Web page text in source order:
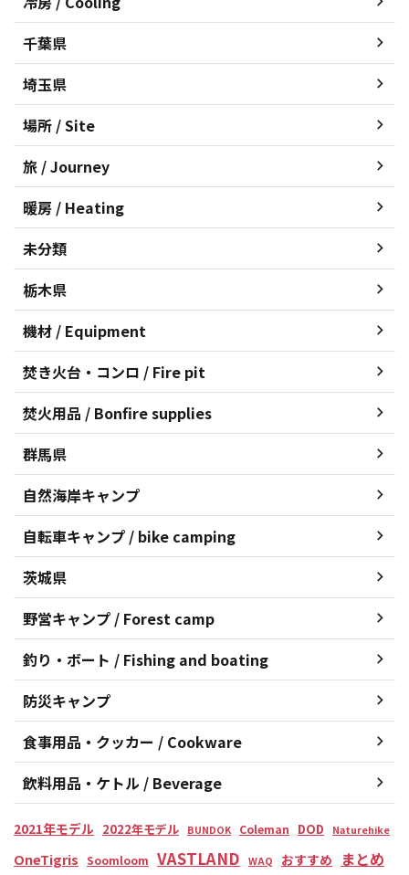
千葉県
埼玉県
場所 / Site
旅 / Journey
暖房 / Heating
未分類
栃木県
機材 / Equipment
焚き火台・コンロ / Fire pit
焚火用品 / Bonfire supplies
群馬県
自然海岸キャンプ
自転車キャンプ / bike camping
茨城県
野営キャンプ / Forest camp
釣り・ボート / Fishing and boating
防災キャンプ
食事用品・クッカー / Cookware
飲料用品・ケトル / Beverage
2021年モデル 2022年モデル BUNDOK Coleman DOD Naturehike
OneTigris Soomloom VASTLAND WAQ おすすめ まとめ